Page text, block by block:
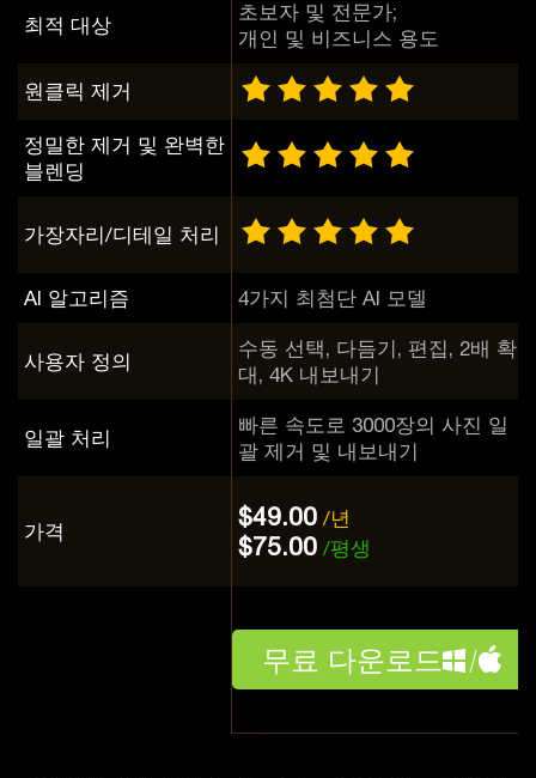
최적 대상
초보자 및 전문가;
개인 및 비즈니스 용도
원클릭 제거
정밀한 제거 및 완벽한
블렌딩
가장자리/디테일 처리
AI 알고리즘 4가지 최첨단 AI 모델
사용자 정의
수동 선택, 다듬기, 편집, 2배 확
대, 4K 내보내기
일괄 처리
빠른 속도로 3000장의 사진 일
괄 제거 및 내보내기
가격
$49.00 /년
$75.00 /평생
무료 다운로드